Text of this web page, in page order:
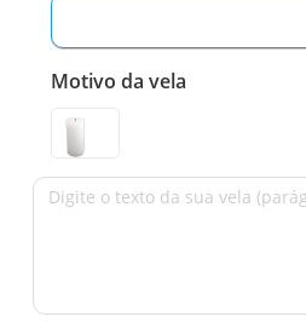
Motivo da vela